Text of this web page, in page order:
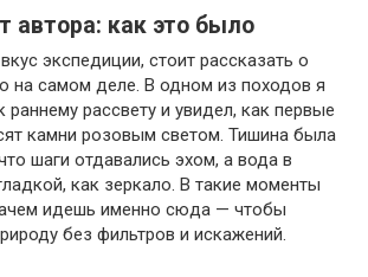
автора: как это было
экспедиции, стоит рассказать о
на самом деле. В одном из походов я
рассвету и увидел, как первые
камни розовым светом. Тишина была
шаги отдавались эхом, а вода в
как зеркало. В такие моменты
идешь именно сюда — чтобы
без фильтров и искажений.